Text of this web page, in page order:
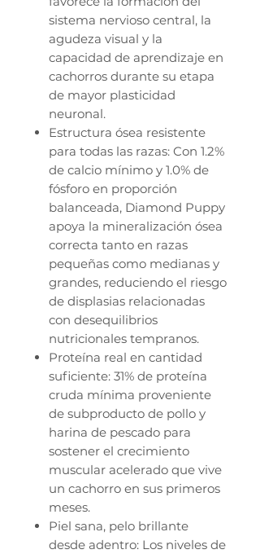
sistema nervioso central, la
agudeza visual y la
capacidad de aprendizaje en
cachorros durante su etapa
de mayor plasticidad
neuronal.
Estructura ósea resistente
para todas las razas: Con 1.2%
de calcio mínimo y 1.0% de
fósforo en proporción
balanceada, Diamond Puppy
apoya la mineralización ósea
correcta tanto en razas
pequeñas como medianas y
grandes, reduciendo el riesgo
de displasias relacionadas
con desequilibrios
nutricionales tempranos.
Proteína real en cantidad
suficiente: 31% de proteína
cruda mínima proveniente
de subproducto de pollo y
harina de pescado para
sostener el crecimiento
muscular acelerado que vive
un cachorro en sus primeros
meses.
Piel sana, pelo brillante
desde adentro: Los niveles de